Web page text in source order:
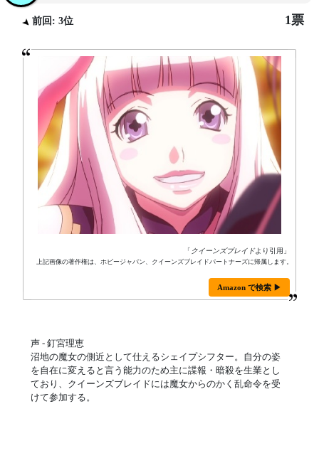
前回: 3位 1票
「 クイーンズブレイドより引用」
上記画像の著作権は、ホビージャパン、クイーンズブレイドパートナーズに帰属します。
Amazon で検索 ▶
声 - 釘宮理恵
沼地の魔女の側近として仕えるシェイプシフター。自分の姿
を自在に変えると言う能力のため主に諜報・暗殺を生業とし
ており、クイーンズブレイドには魔女からのかく乱命令を受
けて参加する。